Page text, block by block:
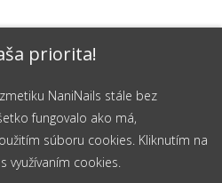
priorita!
NaniNails stále bez
fungovalo ako má,
súboru cookies. Kliknutím na
využívaním cookies.